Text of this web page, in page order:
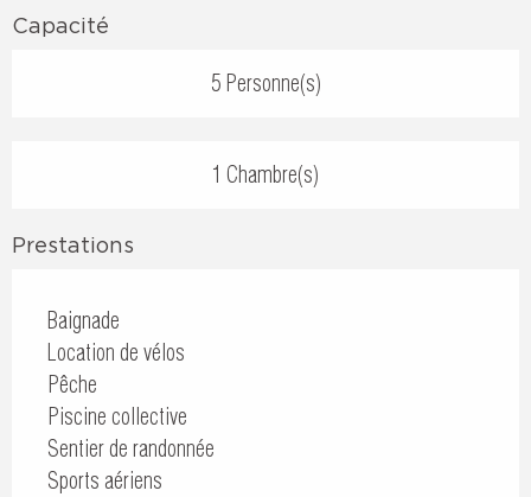
Capacité
5 Personne(s)
1 Chambre(s)
Prestations
Baignade
Location de vélos
Pêche
Piscine collective
Sentier de randonnée
Sports aériens